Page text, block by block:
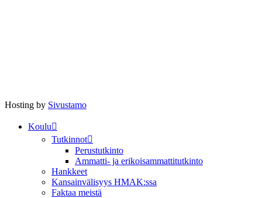
Hosting by Sivustamo
Koulu
Tutkinnot
Perustutkinto
Ammatti- ja erikoisammattitutkinto
Hankkeet
Kansainvälisyys HMAK:ssa
Faktaa meistä